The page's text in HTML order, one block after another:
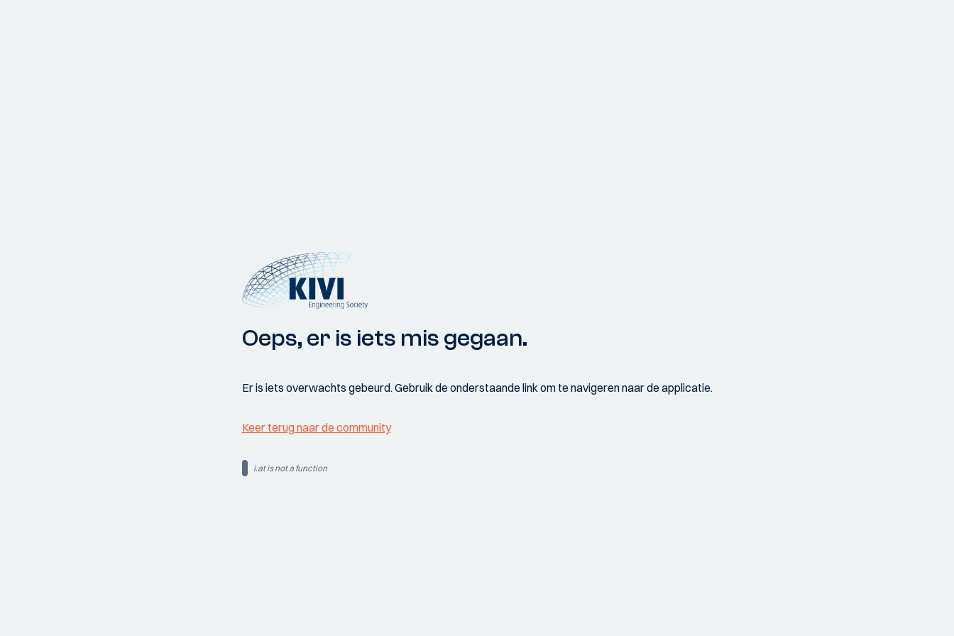
Oeps, er is iets mis gegaan.
Er is iets overwachts gebeurd. Gebruik de onderstaande link om te navigeren naar de applicatie.
Keer terug naar de community
i.at is not a function